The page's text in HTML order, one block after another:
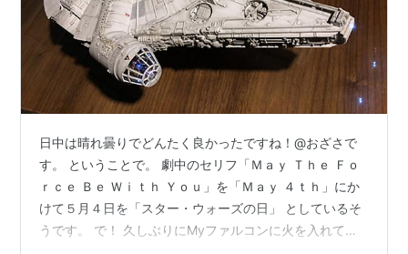
日中は晴れ曇りでどんたく良かったですね！@おざさで
す。 ということで。 劇中のセリフ「Ｍａｙ Ｔｈｅ Ｆｏ
ｒｃｅ Ｂｅ Ｗｉｔｈ Ｙｏｕ」を「Ｍａｙ ４ｔｈ」にか
けて５月４日を「スター・ウォーズの日」 としているそ
うです。 で！ 久しぶりにMyファルコンに火を入れてみ